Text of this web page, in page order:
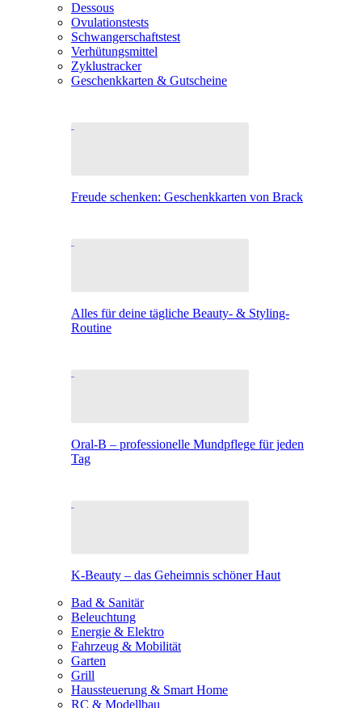
Dessous
Ovulationstests
Schwangerschaftstest
Verhütungsmittel
Zyklustracker
Geschenkkarten & Gutscheine
Freude schenken: Geschenkkarten von Brack
Alles für deine tägliche Beauty- & Styling-
Routine
Oral-B – professionelle Mundpflege für jeden
Tag
K-Beauty – das Geheimnis schöner Haut
Bad & Sanitär
Beleuchtung
Energie & Elektro
Fahrzeug & Mobilität
Garten
Grill
Haussteuerung & Smart Home
RC & Modellbau